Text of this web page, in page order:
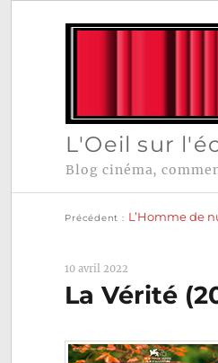
L'Oeil sur
Blog cinéma,
Navigation
l’article
Précédent L’Homme de
10 avril 2022
La Vérité